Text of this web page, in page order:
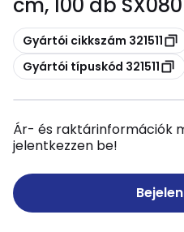
Másolás
Gyártói cikkszám 321511
Másolás
Gyártói típuskód 321511
Ár- és raktárinformációk
jelentkezzen be!